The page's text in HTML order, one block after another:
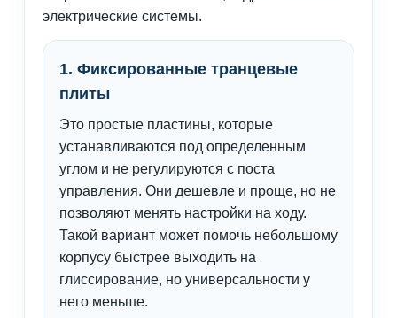
электрические системы.
1. Фиксированные транцевые
плиты
Это простые пластины, которые
устанавливаются под определенным
углом и не регулируются с поста
управления. Они дешевле и проще, но не
позволяют менять настройки на ходу.
Такой вариант может помочь небольшому
корпусу быстрее выходить на
глиссирование, но универсальности у
него меньше.